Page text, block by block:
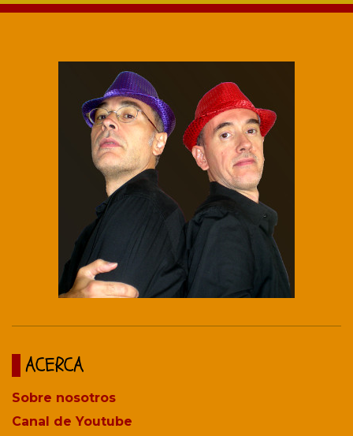
ACERCA
Sobre nosotros
Canal de Youtube